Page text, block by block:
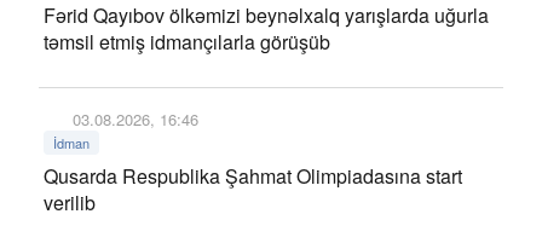
Fərid Qayıbov ölkəmizi beynəlxalq yarışlarda uğurla
təmsil etmiş idmançılarla görüşüb
03.08.2026, 16:46
İdman
Qusarda Respublika Şahmat Olimpiadasına start
verilib